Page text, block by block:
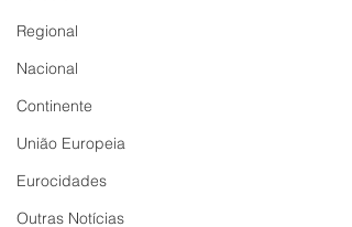
Regional
Nacional
Continente
União Europeia
Eurocidades
Outras Notícias